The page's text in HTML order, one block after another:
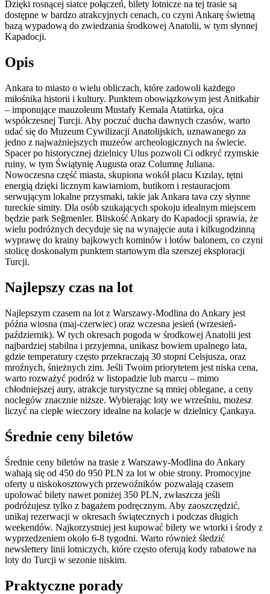
Dzięki rosnącej siatce połączeń, bilety lotnicze na tej trasie są
dostępne w bardzo atrakcyjnych cenach, co czyni Ankarę świetną
bazą wypadową do zwiedzania środkowej Anatolii, w tym słynnej
Kapadocji.
Opis
Ankara to miasto o wielu obliczach, które zadowoli każdego
miłośnika historii i kultury. Punktem obowiązkowym jest Anitkabir
– imponujące mauzoleum Mustafy Kemala Atatürka, ojca
współczesnej Turcji. Aby poczuć ducha dawnych czasów, warto
udać się do Muzeum Cywilizacji Anatolijskich, uznawanego za
jedno z najważniejszych muzeów archeologicznych na świecie.
Spacer po historycznej dzielnicy Ulus pozwoli Ci odkryć rzymskie
ruiny, w tym Świątynię Augusta oraz Columnę Juliana.
Nowoczesna część miasta, skupiona wokół placu Kızılay, tętni
energią dzięki licznym kawiarniom, butikom i restauracjom
serwującym lokalne przysmaki, takie jak Ankara tava czy słynne
tureckie simity. Dla osób szukających spokoju idealnym miejscem
będzie park Seğmenler. Bliskość Ankary do Kapadocji sprawia, że
wielu podróżnych decyduje się na wynajęcie auta i kilkugodzinną
wyprawę do krainy bajkowych kominów i lotów balonem, co czyni
stolicę doskonałym punktem startowym dla szerszej eksploracji
Turcji.
Najlepszy czas na lot
Najlepszym czasem na lot z Warszawy-Modlina do Ankary jest
późna wiosna (maj-czerwiec) oraz wczesna jesień (wrzesień-
październik). W tych okresach pogoda w środkowej Anatolii jest
najbardziej stabilna i przyjemna, unikasz bowiem upalnego lata,
gdzie temperatury często przekraczają 30 stopni Celsjusza, oraz
mroźnych, śnieżnych zim. Jeśli Twoim priorytetem jest niska cena,
warto rozważyć podróż w listopadzie lub marcu – mimo
chłodniejszej aury, atrakcje turystyczne są mniej oblegane, a ceny
noclegów znacznie niższe. Wybierając loty we wrześniu, możesz
liczyć na ciepłe wieczory idealne na kolacje w dzielnicy Çankaya.
Średnie ceny biletów
Średnie ceny biletów na trasie z Warszawy-Modlina do Ankary
wahają się od 450 do 950 PLN za lot w obie strony. Promocyjne
oferty u niskokosztowych przewoźników pozwalają czasem
upolować bilety nawet poniżej 350 PLN, zwłaszcza jeśli
podróżujesz tylko z bagażem podręcznym. Aby zaoszczędzić,
unikaj rezerwacji w okresach świątecznych i podczas długich
weekendów. Najkorzystniej jest kupować bilety we wtorki i środy z
wyprzedzeniem około 6-8 tygodni. Warto również śledzić
newslettery linii lotniczych, które często oferują kody rabatowe na
loty do Turcji w sezonie niskim.
Praktyczne porady